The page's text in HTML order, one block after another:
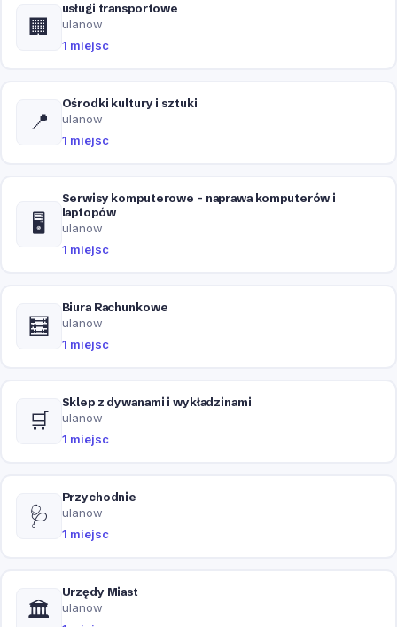
🏢
usługi transportowe
ulanow
1 miejsc
📍
Ośrodki kultury i sztuki
ulanow
1 miejsc
🖥️
Serwisy komputerowe - naprawa komputerów i
laptopów
ulanow
1 miejsc
🧮
Biura Rachunkowe
ulanow
1 miejsc
🛒
Sklep z dywanami i wykładzinami
ulanow
1 miejsc
🩺
Przychodnie
ulanow
1 miejsc
🏛️
Urzędy Miast
ulanow